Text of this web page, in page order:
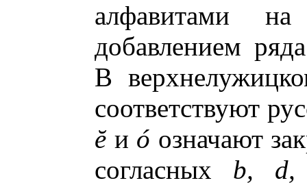
алфавитами
добавлением
В
соответствуют
ĕи ó означают
согласных b,